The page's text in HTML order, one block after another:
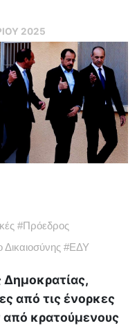
2025
#Πρόεδρος
Δικαιοσύνης #ΕΔΥ
από τις ένορκες
κρατούμενους